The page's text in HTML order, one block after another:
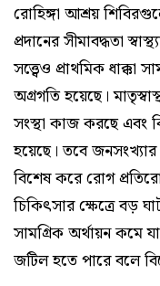
রোহিঙ্গা আশ্রয়
প্রদানের সীমাবদ্ধতা
সত্ত্বেও প্রাথমিক ধাক্কা
অগ্রগতি হয়েছে।
সংস্থা কাজ করছে এবং
হয়েছে। তবে জনসংখ্যার
বিশেষ করে রোগ
চিকিৎসার ক্ষেত্রে বড়
সামগ্রিক অর্থায়ন কমে
জটিল হতে পারে বলে